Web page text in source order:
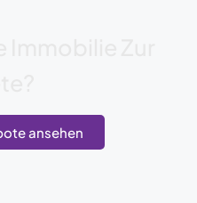
ansehen